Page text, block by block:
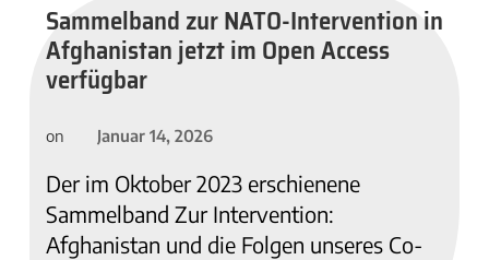
Sammelband zur NATO-Intervention in
Afghanistan jetzt im Open Access
verfügbar
on Januar 14, 2026
Der im Oktober 2023 erschienene
Sammelband Zur Intervention:
Afghanistan und die Folgen unseres Co-